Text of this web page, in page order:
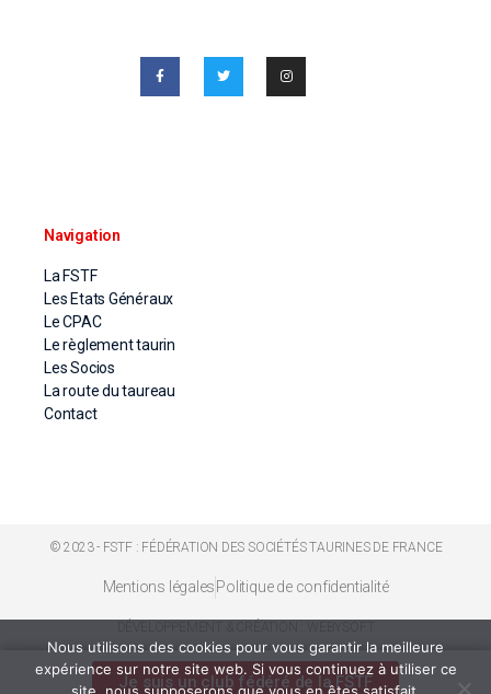
Navigation
La FSTF
Les Etats Généraux
Le CPAC
Le règlement taurin
Les Socios
La route du taureau
Contact
© 2023 - FSTF : FÉDÉRATION DES SOCIÉTÉS TAURINES DE FRANCE
Mentions légales Politique de confidentialité
Je suis un club fédéré de la FSTF
Nous utilisons des cookies pour vous garantir la meilleure
expérience sur notre site web. Si vous continuez à utiliser ce